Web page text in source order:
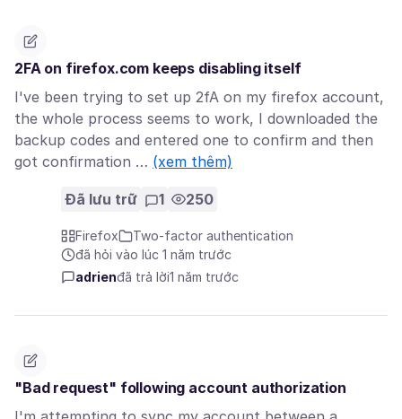
2FA on firefox.com keeps disabling itself
I've been trying to set up 2fA on my firefox account,
the whole process seems to work, I downloaded the
backup codes and entered one to confirm and then
got confirmation … (xem thêm)
Đã lưu trữ 1 250
Firefox
Two-factor authentication
đã hỏi vào lúc 1 năm trước
adrienđã trả lời1 năm trước
"Bad request" following account authorization